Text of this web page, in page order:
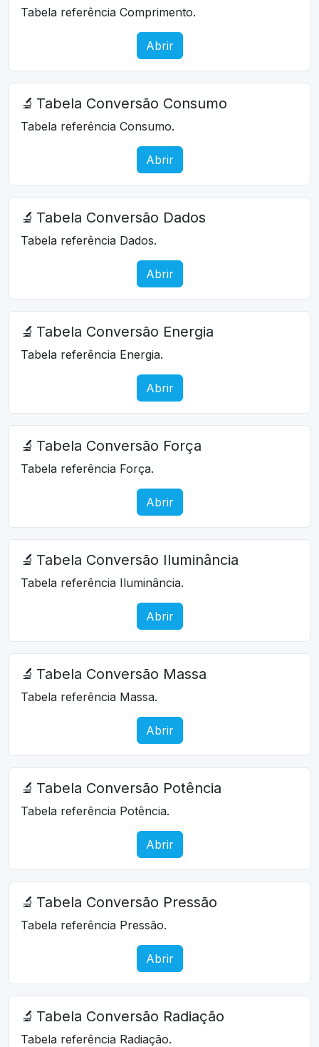
Tabela referência Comprimento.
Abrir
🔬 Tabela Conversão Consumo
Tabela referência Consumo.
Abrir
🔬 Tabela Conversão Dados
Tabela referência Dados.
Abrir
🔬 Tabela Conversão Energia
Tabela referência Energia.
Abrir
🔬 Tabela Conversão Força
Tabela referência Força.
Abrir
🔬 Tabela Conversão Iluminância
Tabela referência Iluminância.
Abrir
🔬 Tabela Conversão Massa
Tabela referência Massa.
Abrir
🔬 Tabela Conversão Potência
Tabela referência Potência.
Abrir
🔬 Tabela Conversão Pressão
Tabela referência Pressão.
Abrir
🔬 Tabela Conversão Radiação
Tabela referência Radiação.